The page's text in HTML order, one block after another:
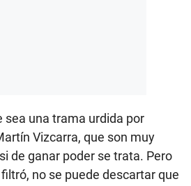
sea una trama urdida por
Vizcarra, que son muy
de ganar poder se trata. Pero
no se puede descartar que